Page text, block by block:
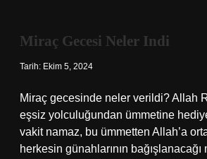
Miraç Gecesi Neler Indi
Tarih: Ekim 5, 2024
Miraç gecesinde neler verildi? Allah
eşsiz yolculuğundan ümmetine
vakit namaz, bu ümmetten Allah’a
herkesin günahlarının